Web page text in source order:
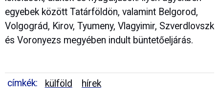
egyebek között Tatárföldön, valamint Belgorod,
Volgográd, Kirov, Tyumeny, Vlagyimir, Szverdlovszk
és Voronyezs megyében indult büntetőeljárás.
címkék: külföld hírek